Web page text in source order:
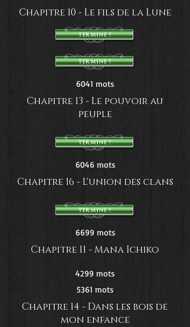
Chapitre 10 - Le fils de la Lune
6041 mots
Chapitre 13 - Le pouvoir au
peuple
6046 mots
Chapitre 16 - L'union des clans
6699 mots
Chapitre 11 - Mana Ichiko
4299 mots
5361 mots
Chapitre 14 - Dans les bois de
mon enfance